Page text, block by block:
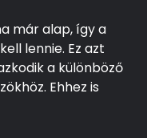
már alap, így a
lennie. Ez azt
a különböző
Ehhez is